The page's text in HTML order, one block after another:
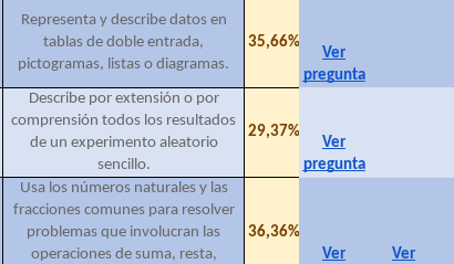
Representa y describe datos en
tablas de doble entrada,
pictogramas, listas o diagramas.
35,66%
Ver
pregunta
Describe por extensión o por
comprensión todos los resultados
de un experimento aleatorio
sencillo.
29,37%
Ver
pregunta
Usa los números naturales y las
fracciones comunes para resolver
problemas que involucran las
operaciones de suma, resta,
36,36%
Ver
Ver